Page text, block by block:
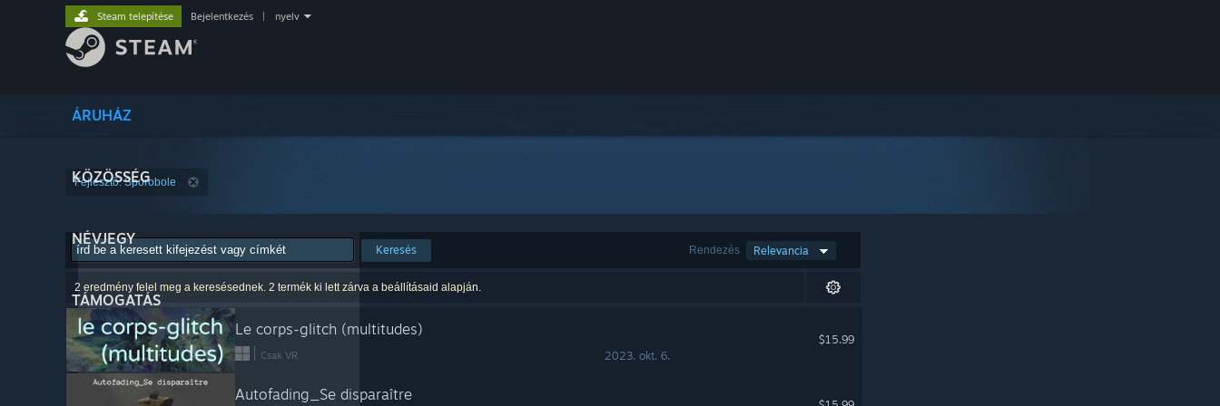
ÁRUHÁZ
KÖZÖSSÉG
NÉVJEGY
TÁMOGATÁS
Steam telepítése Bejelentkezés nyelv
Fejlesztő: Sporobole
Rendezés Relevancia
Keresés
2 eredmény felel meg a keresésednek. 2 termék ki lett zárva a beállításaid alapján.
Le corps-glitch (multitudes)
Csak VR 2023. okt. 6.
$15.99
Autofading_Se disparaître